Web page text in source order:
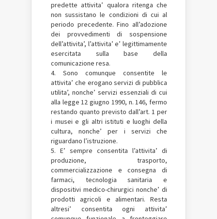
predette attivita’ qualora ritenga che
non sussistano le condizioni di cui al
periodo precedente. Fino all’adozione
dei provvedimenti di sospensione
dell’attivita’, l’attivita’ e’ legittimamente
esercitata sulla base della
comunicazione resa.
4. Sono comunque consentite le
attivita’ che erogano servizi di pubblica
utilita’, nonche’ servizi essenziali di cui
alla legge 12 giugno 1990, n. 146, fermo
restando quanto previsto dall’art. 1 per
i musei e gli altri istituti e luoghi della
cultura, nonche’ per i servizi che
riguardano l’istruzione.
5. E’ sempre consentita l’attivita’ di
produzione, trasporto,
commercializzazione e consegna di
farmaci, tecnologia sanitaria e
dispositivi medico-chirurgici nonche’ di
prodotti agricoli e alimentari. Resta
altresi’ consentita ogni attivita’